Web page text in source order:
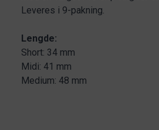
Leveres i 9-pakning.
Lengde:
Short: 34 mm
Midi: 41 mm
Medium: 48 mm